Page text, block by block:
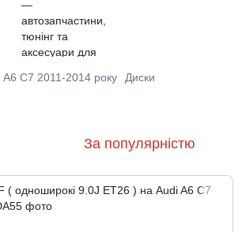
A6 C7 2011-2014 року Диски
За популярністю